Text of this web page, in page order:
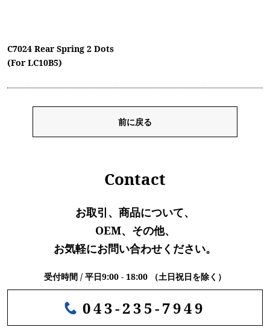
C7024 Rear Spring 2 Dots
(For LC10B5)
前に戻る
Contact
お取引、商品について、
OEM、その他、
お気軽にお問い合わせください。
受付時間 / 平日9:00 - 18:00 （土日祝日を除く）
043-235-7949